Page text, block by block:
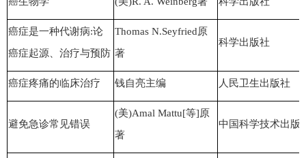
癌症是一种代谢病:论
癌症起源、治疗与预防
Thomas N.Seyfried原
著
科学出版社
癌症疼痛的临床治疗 钱自亮主编 人民卫生出版社
避免急诊常见错误
(美)Amal Mattu[等]原
著
中国科学技术出版